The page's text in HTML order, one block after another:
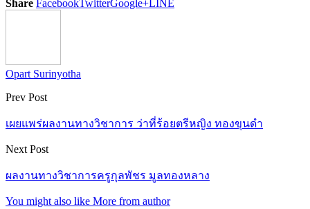
Share FacebookTwitterGoogle+LINE
Opart Surinyotha
Prev Post
เผยแพร่ผลงานทางวิชาการ ว่าที่ร้อยตรีหญิง ทองขุนดำ
Next Post
ผลงานทางวิชาการครูกุลพัชร มูลทองหลาง
You might also like More from author